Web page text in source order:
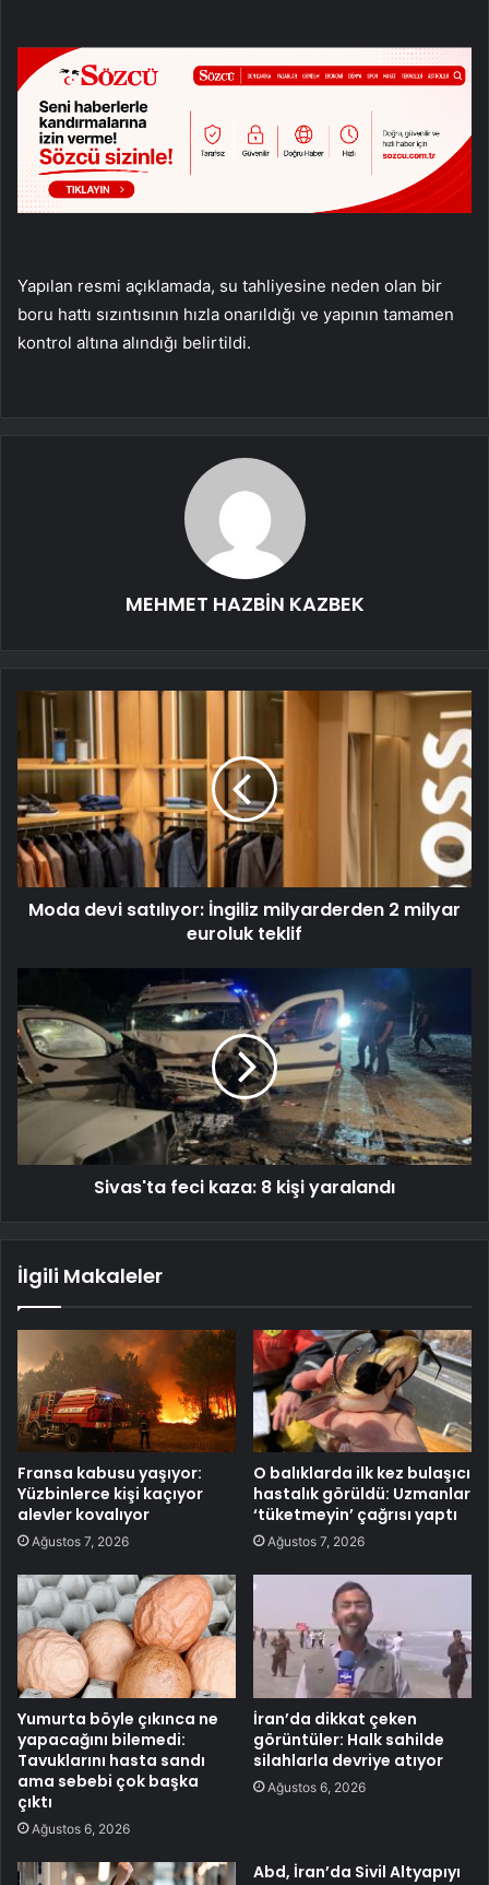
Yapılan resmi açıklamada, su tahliyesine neden olan bir
boru hattı sızıntısının hızla onarıldığı ve yapının tamamen
kontrol altına alındığı belirtildi.
MEHMET HAZBİN KAZBEK
Moda devi satılıyor: İngiliz milyarderden 2 milyar
euroluk teklif
Sivas'ta feci kaza: 8 kişi yaralandı
İlgili Makaleler
Fransa kabusu yaşıyor:
Yüzbinlerce kişi kaçıyor
alevler kovalıyor
Ağustos 7, 2026
O balıklarda ilk kez bulaşıcı
hastalık görüldü: Uzmanlar
‘tüketmeyin’ çağrısı yaptı
Ağustos 7, 2026
Yumurta böyle çıkınca ne
yapacağını bilemedi:
Tavuklarını hasta sandı
ama sebebi çok başka
çıktı
Ağustos 6, 2026
İran’da dikkat çeken
görüntüler: Halk sahilde
silahlarla devriye atıyor
Ağustos 6, 2026
Abd, İran’da Sivil Altyapıyı